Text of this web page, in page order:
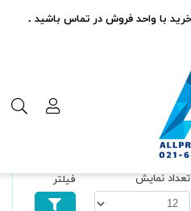
تعداد نمایش فیلتر
با واحد فروش در تماس باشید .